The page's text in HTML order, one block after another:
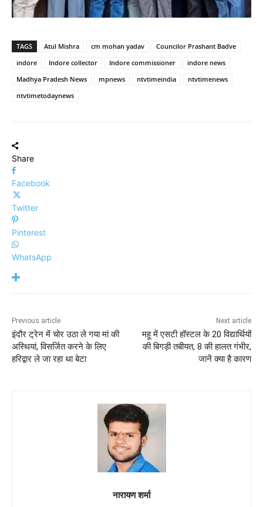
TAGS Atul Mishra cm mohan yadav
Councilor Prashant Badve
indore
Indore collector Indore commissioner
indore news
Madhya Pradesh News
mpnews ntvtimeindia
ntvtimenews
ntvtimetodaynews
Share
Facebook
Twitter
Pinterest
WhatsApp
Previous article
इंदौर ट्रेन में चोर उठा ले गया मां की
अस्थियां, विसर्जित करने के लिए
हरिद्वार ले जा रहा था बेटा
Next article
महू में एसटी हॉस्टल के 20 विद्यार्थियों
की बिगड़ी तबीयत, 8 की हालत गंभीर,
जानें क्या है कारण
नारायण शर्मा